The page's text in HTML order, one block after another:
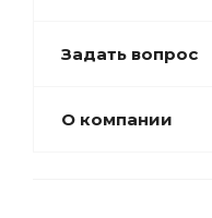
Задать вопрос
О компании